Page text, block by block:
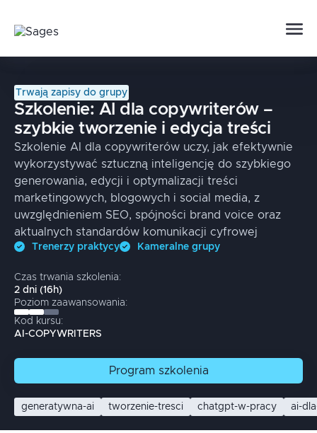
Trwają zapisy do grupy
Szkolenie: AI dla copywriterów –
szybkie tworzenie i edycja treści
Szkolenie AI dla copywriterów uczy, jak efektywnie
wykorzystywać sztuczną inteligencję do szybkiego
generowania, edycji i optymalizacji treści
marketingowych, blogowych i social media, z
uwzględnieniem SEO, spójności brand voice oraz
aktualnych standardów komunikacji cyfrowej
Trenerzy praktycy Kameralne grupy
Czas trwania szkolenia:
2 dni (16 h)
Poziom zaawansowania:
Kod kursu:
AI-COPYWRITERS
Program szkolenia
generatywna-ai tworzenie-tresci chatgpt-w-pracy ai-